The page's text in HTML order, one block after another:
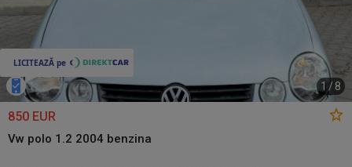
1/ 8
850 EUR
Vw polo 1.2 2004 benzina